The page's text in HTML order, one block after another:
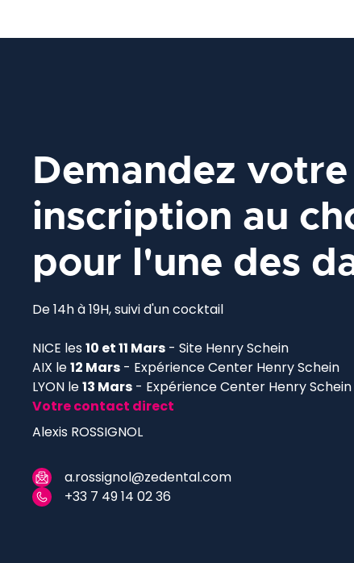
Demandez votre
inscription au
pour l'une des
De 14h à 19H, suivi d'un cocktail
NICE les 10 et 11 Mars - Site Henry Schein
AIX le12 Mars - Expérience Center Henry Schein
LYON le13 Mars - Expérience Center Henry Schein
Votre contact direct
Alexis ROSSIGNOL
a.rossignol@zedental.com
+33 7 49 14 02 36